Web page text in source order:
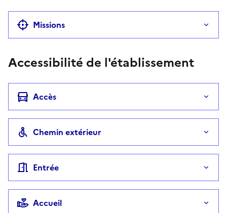
Missions
Accessibilité de l'établissement
Accès
Chemin extérieur
Entrée
Accueil